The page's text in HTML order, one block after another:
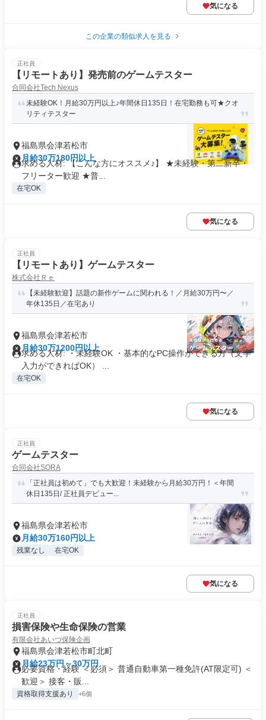
気になる
この企業の類似求人を見る
正社員
【リモートあり】発売前のゲームテスター
合同会社Tech Nexus
未経験OK！月給30万円以上♪年間休日135日！在宅勤務も可★クオ
リティテスター
福島県会津若松市
月給30万180円以上
求める人材: 【こんな方にオススメ♪】 ★未経験・第二新卒・
フリーター歓迎 ★普...
在宅OK
気になる
正社員
【リモートあり】ゲームテスター
株式会社Ｒｅ
【未経験歓迎】話題の新作ゲームに関われる！／月給30万円〜／
年休135日／在宅あり
福島県会津若松市
月給30万1200円以上
求める人材: ・未経験OK ・基本的なPC操作ができる方（文字
入力ができればOK） ...
在宅OK
気になる
正社員
ゲームテスター
合同会社SORA
「正社員は初めて」でも大歓迎！未経験から月給30万円！＜年間
休日135日/ 正社員デビュー...
福島県会津若松市
月給30万160円以上
残業なし 在宅OK
気になる
正社員
損害保険や生命保険の営業
有限会社あいづ保険企画
福島県会津若松市町北町
月給23万円～30万円
必要資格・経験 ＜必須＞ 普通自動車第一種免許(AT限定可) ＜
歓迎＞ 接客・販...
資格取得支援あり +6個